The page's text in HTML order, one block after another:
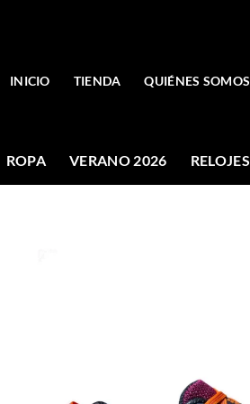
INICIO TIENDA QUIÉNES SOMOS
ROPA VERANO 2026 RELOJES